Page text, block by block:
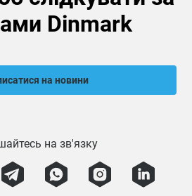
Dinmark
на новини
на зв'язку